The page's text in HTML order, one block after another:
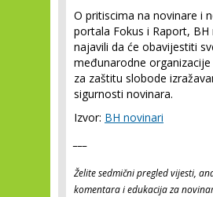
O pritiscima na novinare i
portala Fokus i Raport, BH
najavili da će obavijestiti
međunarodne
za zaštitu slobode
sigurnosti novinara.
Izvor: BH novinari
Želite sedmični pregled vijesti,
komentara i edukacija za